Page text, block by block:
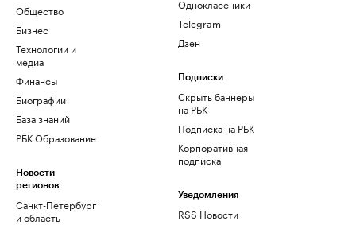
Общество
Бизнес
Технологии и
медиа
Финансы
Биографии
База знаний
РБК Образование
Новости
регионов
Санкт-Петербург
и область
Одноклассники
Telegram
Дзен
Подписки
Скрыть баннеры
на РБК
Подписка на РБК
Корпоративная
подписка
Уведомления
RSS Новости